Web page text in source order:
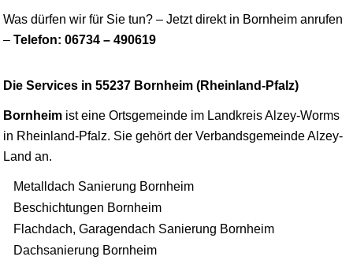
Was dürfen wir für Sie tun? – Jetzt direkt in Bornheim anrufen
– Telefon: 06734 – 490619
Die Services in 55237 Bornheim (Rheinland-Pfalz)
Bornheim ist eine Ortsgemeinde im Landkreis Alzey-Worms
in Rheinland-Pfalz. Sie gehört der Verbandsgemeinde Alzey-
Land an.
Metalldach Sanierung Bornheim
Beschichtungen Bornheim
Flachdach, Garagendach Sanierung Bornheim
Dachsanierung Bornheim